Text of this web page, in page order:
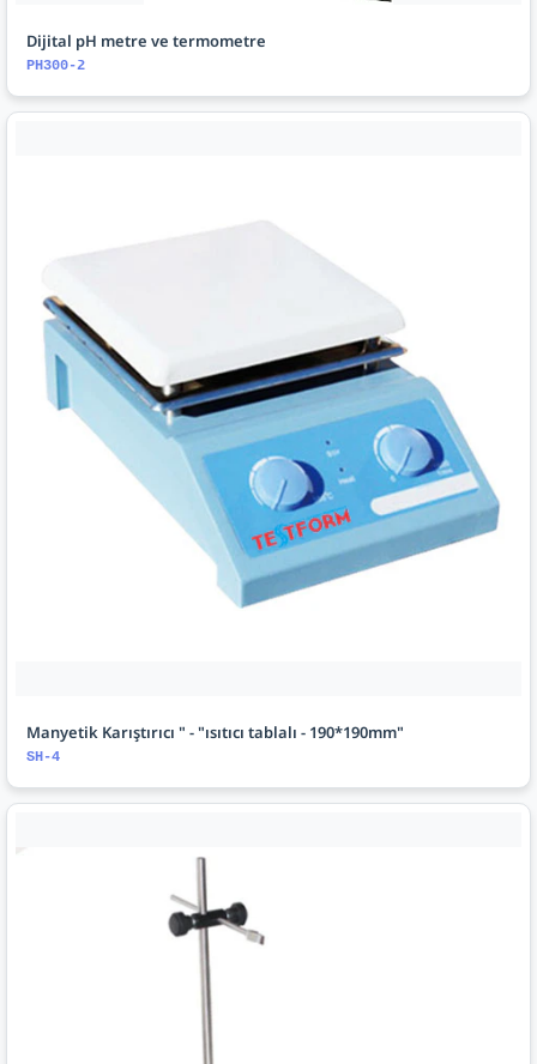
Dijital pH metre ve termometre
PH300-2
Manyetik Karıştırıcı " - "ısıtıcı tablalı - 190*190mm"
SH-4